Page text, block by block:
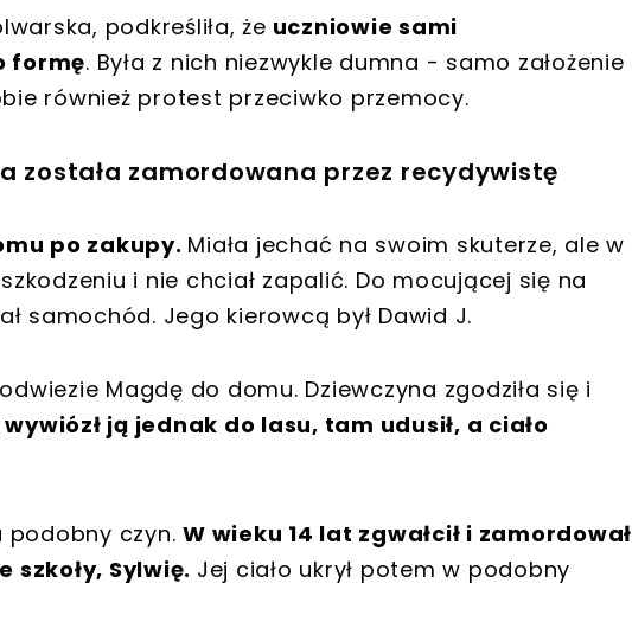
podkreśliła, że uczniowie sami
formę. Była z nich niezwykle dumna - samo założenie
również protest przeciwko przemocy.
została zamordowana przez recydywistę
po zakupy. Miała jechać na swoim skuterze, ale w
i nie chciał zapalić. Do mocującej się na
samochód. Jego kierowcą był Dawid J.
Magdę do domu. Dziewczyna zgodziła się i
ją jednak do lasu, tam udusił, a ciało
podobny czyn. W wieku 14 lat zgwałcił i zamordował
szkoły, Sylwię. Jej ciało ukrył potem w podobny